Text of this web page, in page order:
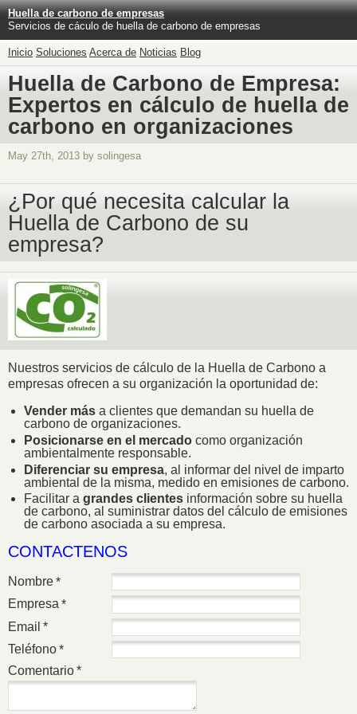
Huella de carbono de empresas
Servicios de cáculo de huella de carbono de empresas
Inicio Soluciones Acerca de Noticias Blog
Huella de Carbono de Empresa:
Expertos en cálculo de huella de
carbono en organizaciones
May 27th, 2013 by solingesa
¿Por qué necesita calcular la
Huella de Carbono de su
empresa?
Nuestros servicios de cálculo de la Huella de Carbono a
empresas ofrecen a su organización la oportunidad de:
Vender más a clientes que demandan su huella de
carbono de organizaciones.
Posicionarse en el mercado como organización
ambientalmente responsable.
Diferenciar su empresa, al informar del nivel de imparto
ambiental de la misma, medido en emisiones de carbono.
Facilitar a grandes clientes información sobre su huella
de carbono, al suministrar datos del cálculo de emisiones
de carbono asociada a su empresa.
CONTACTENOS
Nombre*
Empresa *
Email *
Teléfono*
Comentario*